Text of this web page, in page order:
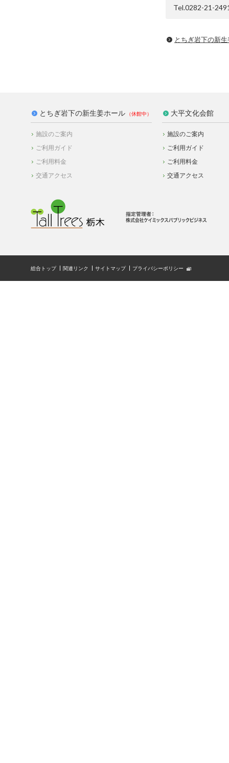
Tel.0282-21-
とちぎ岩下の新
とちぎ岩下の新生姜ホール
施設のご案内
ご利用ガイド
ご利用料金
交通アクセス
大平文化会館
施設のご案内
ご利用ガイド
ご利用料金
交通アクセス
総合トップ 関連リンク サイトマップ プライバシーポリシー